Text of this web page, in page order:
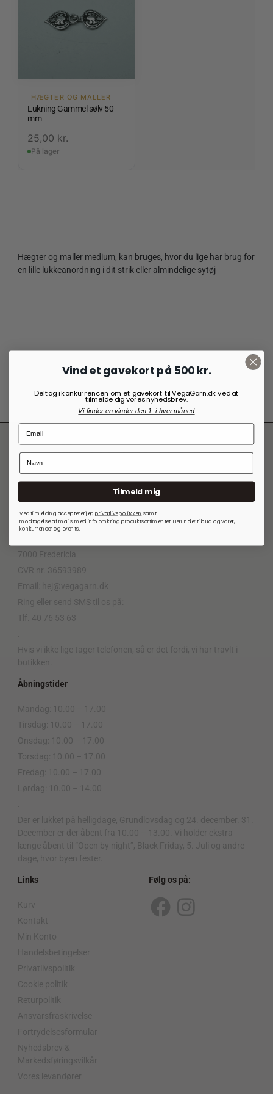
HÆGTER OG MALLER
Lukning Gammel sølv 50
mm
25,00 kr.
På lager
Hægter og maller medium, kan bruges, hvor du lige har brug for
en lille lukkeanordning i dit strik eller almindelige sytøj
Vores adresse er:
7000 Fredericia
CVR nr. 36593989
Email: hej@vegagarn.dk
Ring eller send SMS til os på:
Tlf. 40 76 53 63
Hvis vi ikke lige tager telefonen, så er det fordi, vi har travlt i
butikken.
Åbningstider
Mandag: 10.00 – 17.00
Tirsdag: 10.00 – 17.00
Onsdag: 10.00 – 17.00
Torsdag: 10.00 – 17.00
Fredag: 10.00 – 17.00
Lørdag: 10.00 – 14.00
Der er lukket på helligdage, Grundlovsdag og 24. december. 31.
December er der åbent fra 10.00 – 13.00. Vi holder ekstra
længe åbent til “Open by night”, Black Friday, 5. Juli og andre
dage, hvor byen fester.
Links
Kurv
Kontakt
Min Konto
Handelsbetingelser
Privatlivspolitik
Cookie politik
Returpolitik
Ansvarsfraskrivelse
Fortrydelsesformular
Nyhedsbrev &
Markedsføringsvilkår
Vores levandører
Følg os på:
F
I
Vind et gavekort på 500 kr.
Deltag i konkurrencen om et gavekort til VegaGarn.dk ved at
tilmelde dig vores nyhedsbrev.
Vi finder en vinder den 1. i hver måned
Tilmeld mig
Ved tilmelding accepterer jegprivatlivspolitkken samt
modtagelse af mails med info omkring produktsortimentet. Herunder tilbud og varer,
konkurrencer og events.